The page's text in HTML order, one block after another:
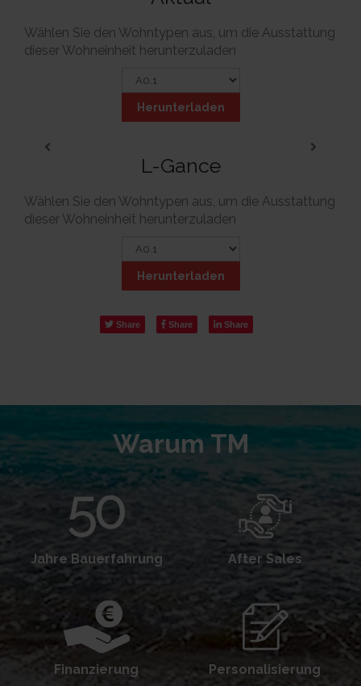
Wählen Sie den Wohntypen aus, um die Ausstattung
dieser Wohneinheit herunterzuladen
Herunterladen
L-Gance
Wählen Sie den Wohntypen aus, um die Ausstattung
dieser Wohneinheit herunterzuladen
Herunterladen
Share Share Share
Warum TM
Jahre Bauerfahrung After Sales
Finanzierung Personalisierung